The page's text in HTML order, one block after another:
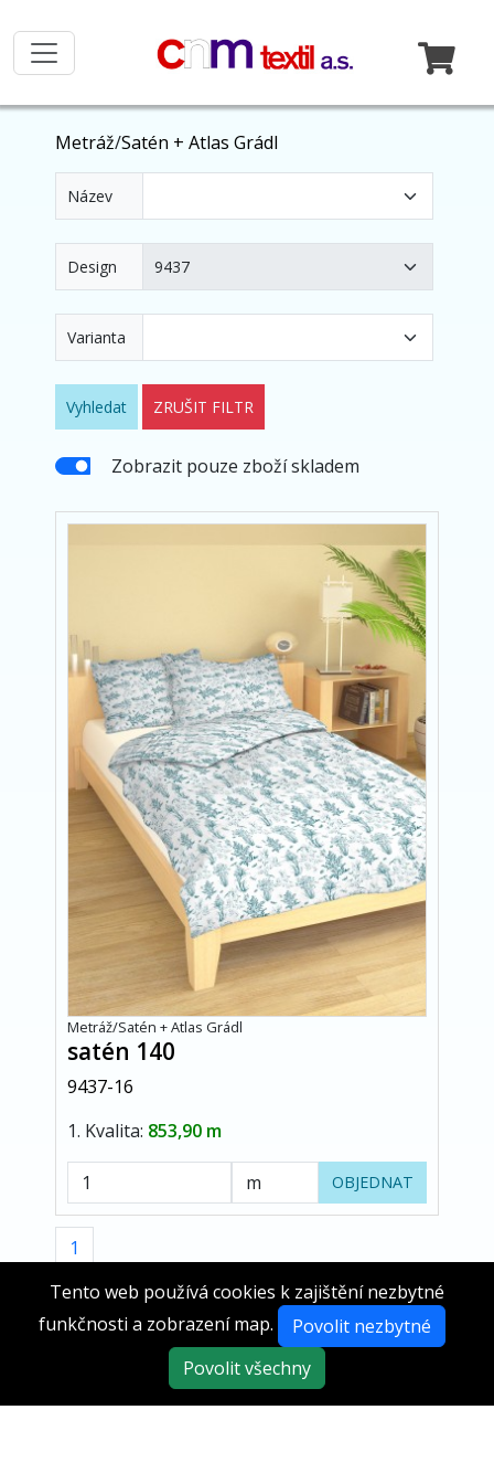
Tento web používá cookies k zajištění nezbytné
funkčnosti a zobrazení map.
Povolit nezbytné
Povolit všechny
Metráž/Satén + Atlas Grádl
Název
Design
Varianta
Vyhledat ZRUŠIT FILTR
Zobrazit pouze zboží skladem
Metráž/Satén + Atlas Grádl
satén 140
9437-16
1. Kvalita: 853,90 m
OBJEDNAT
1